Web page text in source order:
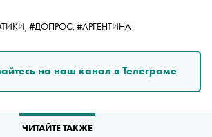
#ДОПРОС, #АРГЕНТИНА
на наш канал в Телеграме
ЧИТАЙТЕ ТАКЖЕ